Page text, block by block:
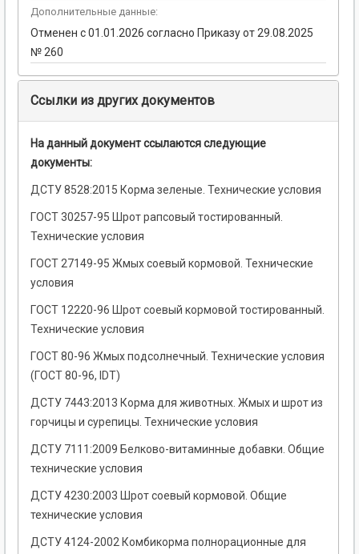
Дополнительные данные:
Отменен с 01.01.2026 согласно Приказу от 29.08.2025
№ 260
Ссылки из других документов
На данный документ ссылаются следующие
документы:
ДСТУ 8528:2015 Корма зеленые. Технические условия
ГОСТ 30257-95 Шрот рапсовый тостированный.
Технические условия
ГОСТ 27149-95 Жмых соевый кормовой. Технические
условия
ГОСТ 12220-96 Шрот соевый кормовой тостированный.
Технические условия
ГОСТ 80-96 Жмых подсолнечный. Технические условия
(ГОСТ 80-96, IDT)
ДСТУ 7443:2013 Корма для животных. Жмых и шрот из
горчицы и сурепицы. Технические условия
ДСТУ 7111:2009 Белково-витаминные добавки. Общие
технические условия
ДСТУ 4230:2003 Шрот соевый кормовой. Общие
технические условия
ДСТУ 4124-2002 Комбикорма полнорационные для